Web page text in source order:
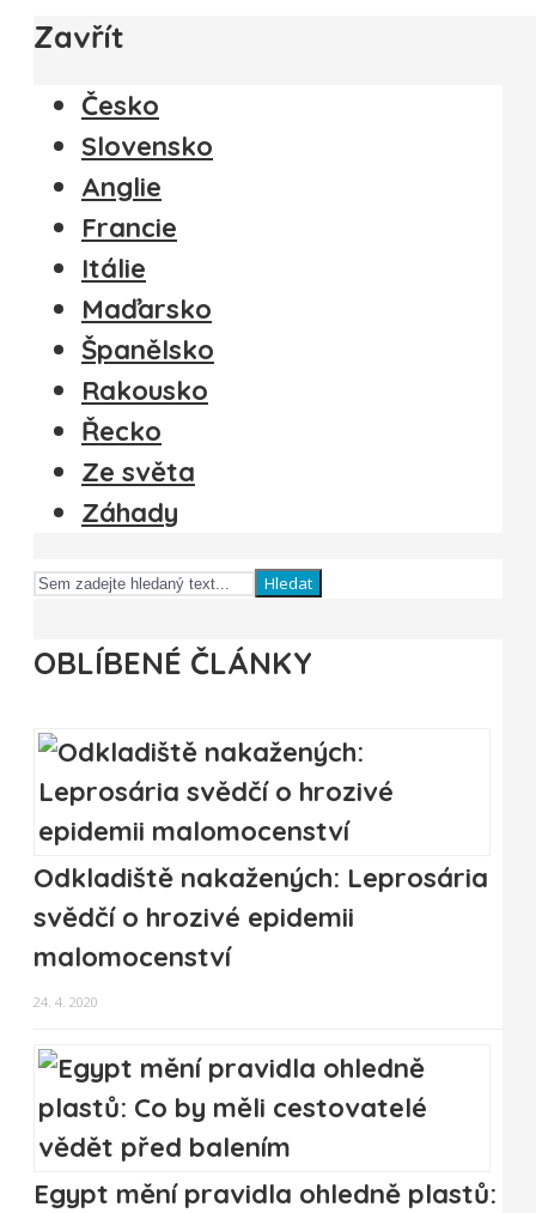
Zavřít
Česko
Slovensko
Anglie
Francie
Itálie
Maďarsko
Španělsko
Rakousko
Řecko
Ze světa
Záhady
Hledat
OBLÍBENÉ ČLÁNKY
Odkladiště nakažených: Leprosária
svědčí o hrozivé epidemii
malomocenství
24. 4. 2020
Egypt mění pravidla ohledně plastů: